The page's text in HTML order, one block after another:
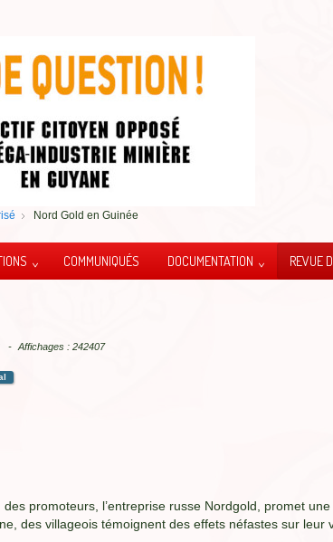
Nord Gold en Guinée
COMMUNIQUÉS DOCUMENTATION REVUE
Affichages : 242407
des promoteurs, l’entreprise russe Nordgold, promet
des villageois témoignent des effets néfastes sur leur